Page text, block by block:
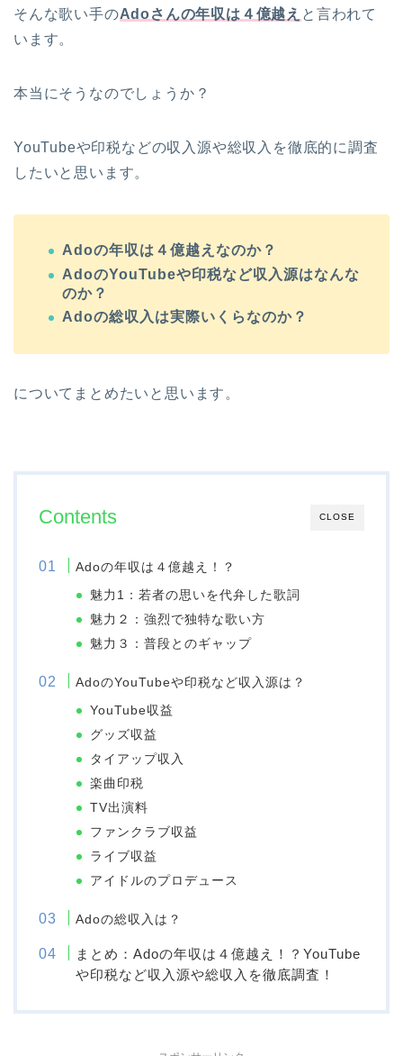
そんな歌い手のAdoさんの年収は４億越え と言われて
います。
本当にそうなのでしょうか？
YouTubeや印税などの収入源や総収入を徹底的に調査
したいと思います。
Adoの年収は４億越えなのか？
AdoのYouTubeや印税など収入源はなんな
のか？
Adoの総収入は実際いくらなのか？
についてまとめたいと思います。
CLOSE
Contents
Adoの年収は４億越え！？
魅力1：若者の思いを代弁した歌詞
魅力２：強烈で独特な歌い方
魅力３：普段とのギャップ
AdoのYouTubeや印税など収入源は？
YouTube収益
グッズ収益
タイアップ収入
楽曲印税
TV出演料
ファンクラブ収益
ライブ収益
アイドルのプロデュース
Adoの総収入は？
まとめ：Adoの年収は４億越え！？YouTube
や印税など収入源や総収入を徹底調査！